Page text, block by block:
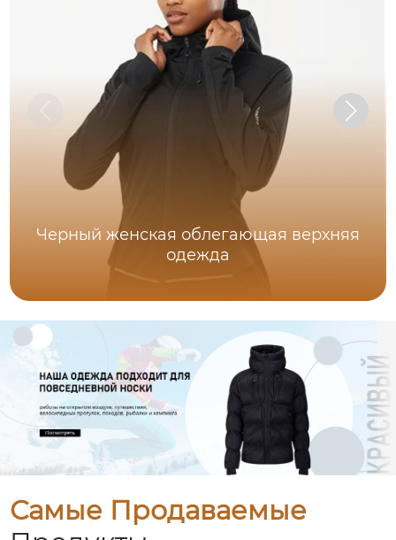
Черный женская облегающая верхняя
одежда
Самые Продаваемые